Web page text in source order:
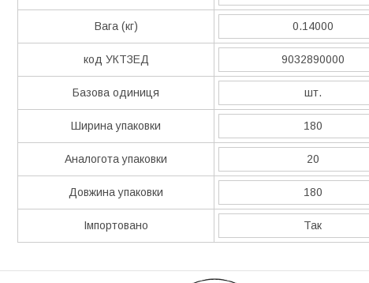
Вага (кг) 0.14000
код УКТЗЕД 9032890000
Базова одиниця шт.
Ширина упаковки 180
Аналогота упаковки 20
Довжина упаковки 180
Імпортовано Так